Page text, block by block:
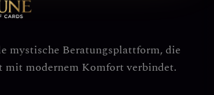
mystische Beratungsplattform, die
mit modernem Komfort verbindet.